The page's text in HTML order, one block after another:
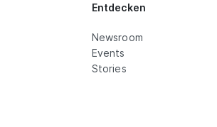
Entdecken
Newsroom
Events
Stories